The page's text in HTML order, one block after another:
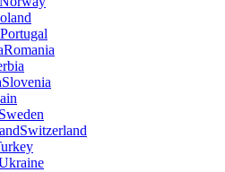
Portugal
Romania
Slovenia
Sweden
Switzerland